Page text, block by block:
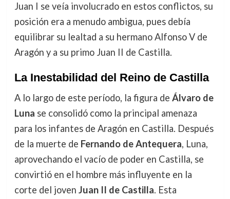
Juan I se veía involucrado en estos conflictos, su
posición era a menudo ambigua, pues debía
equilibrar su lealtad a su hermano Alfonso V de
Aragón y a su primo Juan II de Castilla.
La Inestabilidad del Reino de Castilla
A lo largo de este período, la figura de Álvaro de
Luna se consolidó como la principal amenaza
para los infantes de Aragón en Castilla. Después
de la muerte de Fernando de Antequera, Luna,
aprovechando el vacío de poder en Castilla, se
convirtió en el hombre más influyente en la
corte del joven Juan II de Castilla. Esta